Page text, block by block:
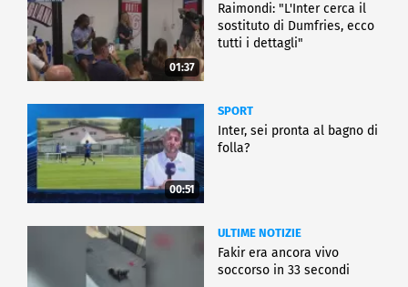
01:37
Raimondi: "L'Inter cerca il
sostituto di Dumfries, ecco
tutti i dettagli"
00:51
SPORT
Inter, sei pronta al bagno di
folla?
ULTIME NOTIZIE
Fakir era ancora vivo
soccorso in 33 secondi